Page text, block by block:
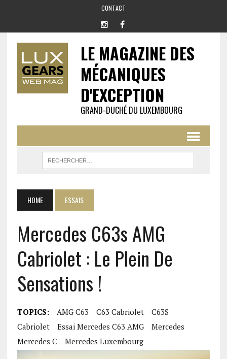
CONTACT
LE MAGAZINE DES
MÉCANIQUES
D'EXCEPTION
GRAND-DUCHÉ DU LUXEMBOURG
HOME ESSAIS
Mercedes C63s AMG
Cabriolet : Le Plein De
Sensations !
TOPICS: AMG C63 C63 Cabriolet
C63S
Cabriolet
Essai Mercedes C63 AMG
Mercedes
Mercedes C
Mercedes Luxembourg